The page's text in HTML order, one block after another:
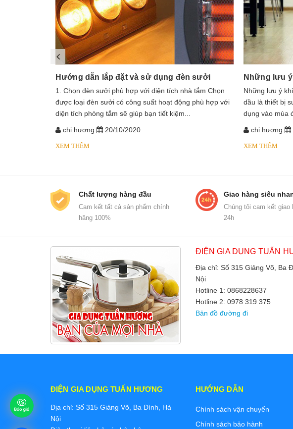
Hướng dẫn lắp đặt và sử dụng đèn sưởi
1. Chọn đèn sưởi phù hợp với diện tích nhà tắm Chọn
được loại đèn sưởi có công suất hoạt động phù hợp với
diện tích phòng tắm sẽ giúp bạn tiết kiệm...
chị hương 20/10/2020
XEM THÊM
Những lưu
​​​​​​Những lưu ý
dầu là thiết bị
dụng vào mùa
chị hương
XEM THÊM
Chất lượng hàng đầu
Cam kết tất cả sản phẩm chính
hãng 100%
Giao hàng siêu
Chúng tôi cam kết giao
24h
ĐIỆN GIA DỤNG TUẤN
Địa chỉ: Số 315 Giảng Võ, Ba
Nội
Hotline 1: 0868228637
Hotline 2: 0978 319 375
Bản đồ đường đi
ĐIỆN GIA DỤNG TUẤN HƯƠNG
Địa chỉ: Số 315 Giảng Võ, Ba Đình, Hà
Nội
HƯỚNG DẪN
Chính sách vận chuyển
Chính sách bảo hành